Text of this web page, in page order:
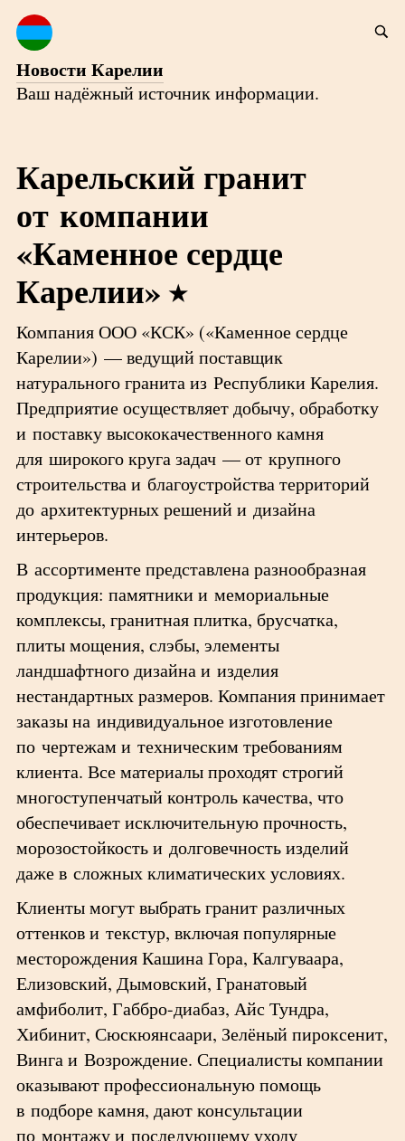
Новости Карелии
Ваш надёжный источник информации.
Карельский гранит
от компании
«Каменное сердце
Карелии»
Компания ООО «КСК» («Каменное сердце
Карелии») — ведущий поставщик
натурального гранита из Республики Карелия.
Предприятие осуществляет добычу, обработку
и поставку высококачественного камня
для широкого круга задач — от крупного
строительства и благоустройства территорий
до архитектурных решений и дизайна
интерьеров.
В ассортименте представлена разнообразная
продукция: памятники и мемориальные
комплексы, гранитная плитка, брусчатка,
плиты мощения, слэбы, элементы
ландшафтного дизайна и изделия
нестандартных размеров. Компания принимает
заказы на индивидуальное изготовление
по чертежам и техническим требованиям
клиента. Все материалы проходят строгий
многоступенчатый контроль качества, что
обеспечивает исключительную прочность,
морозостойкость и долговечность изделий
даже в сложных климатических условиях.
Клиенты могут выбрать гранит различных
оттенков и текстур, включая популярные
месторождения Кашина Гора, Калгуваара,
Елизовский, Дымовский, Гранатовый
амфиболит, Габбро-диабаз, Айс Тундра,
Хибинит, Сюскюянсаари, Зелёный пироксенит,
Винга и Возрождение. Специалисты компании
оказывают профессиональную помощь
в подборе камня, дают консультации
по монтажу и последующему уходу